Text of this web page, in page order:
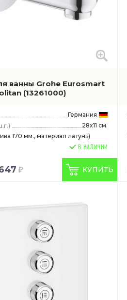
ванны Grohe Eurosmart
(13261000)
Германия
28x11 см.
170 мм., материал латунь)
В НАЛИЧИИ
КУПИТЬ